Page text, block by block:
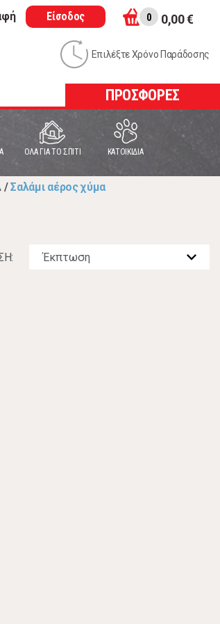
Είσοδος 0 0,00 €
Επιλέξτε Χρόνο Παράδοσης
ΠΡΟΣΦΟΡΕΣ
ΟΛΑ ΓΙΑ ΤΟ ΣΠΙΤΙ ΚΑΤΟΙΚΙΔΙΑ
/ Σαλάμι αέρος χύμα